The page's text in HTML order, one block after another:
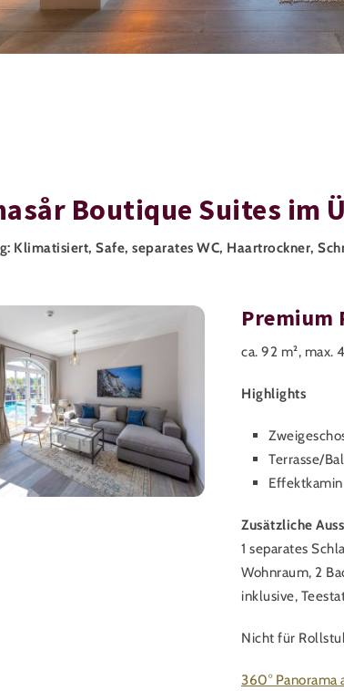
Boutique Suites im
Klimatisiert, Safe, separates WC, Haartrockner,
Premium
ca. 92 m², max.
Highlights
Terrasse/
Effektkamin
Zusätzliche
1 separates
Wohnraum, 2
inklusive,
Nicht für
360° Panorama